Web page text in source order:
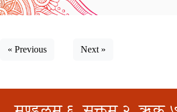
« Previous Next »